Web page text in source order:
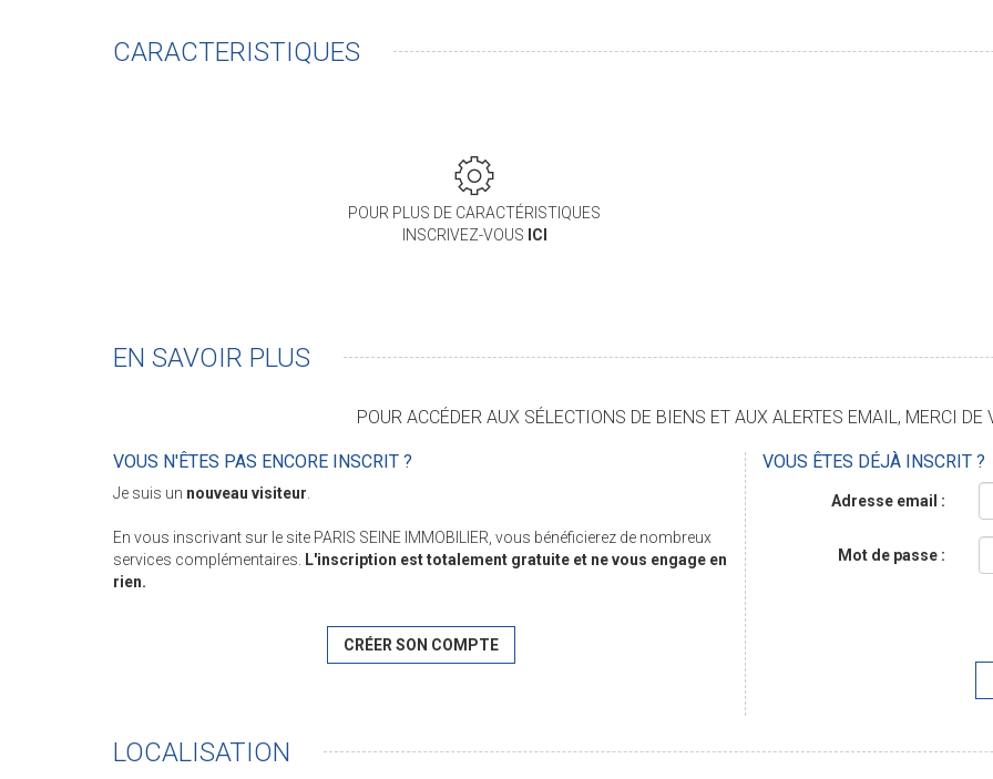
CARACTERISTIQUES
POUR PLUS DE CARACTÉRISTIQUES
INSCRIVEZ-VOUS ICI
EN SAVOIR PLUS
POUR ACCÉDER AUX SÉLECTIONS DE BIENS ET AUX ALERTES EMAIL, MERCI DE
VOUS N'ÊTES PAS ENCORE INSCRIT ?
Je suis un nouveau visiteur.
En vous inscrivant sur le site PARIS SEINE IMMOBILIER, vous bénéficierez de nombreux
services complémentaires. L'inscription est totalement gratuite et ne vous engage en
rien.
CRÉER SON COMPTE
VOUS ÊTES DÉJÀ INSCRIT ?
Adresse email :
Mot de passe :
LOCALISATION